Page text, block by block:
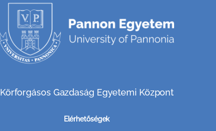
Körforgásos Gazdaság Egyetemi Központ
Elérhetőségek